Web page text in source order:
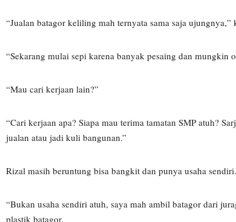
“Jualan batagor keliling mah ternyata sama saja ujungnya,”
“Sekarang mulai sepi karena banyak pesaing dan
“Mau cari kerjaan lain?”
“Cari kerjaan apa? Siapa mau terima tamatan SMP atuh?
jualan atau jadi kuli bangunan.”
Rizal masih beruntung bisa bangkit dan punya usaha sendiri.
“Bukan usaha sendiri atuh, saya mah ambil batagor dari
plastik batagor.